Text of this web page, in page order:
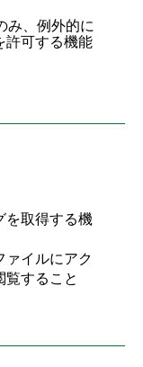
み、例外的に
許可する機能
を取得する機
ァイルにアク
覧すること